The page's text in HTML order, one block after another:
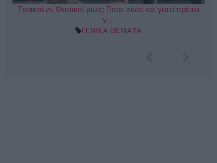
Τονικοί vs Φασικοί μύες: Ποιοι είναι και γιατί πρέπει
ν…
ΓΕΝΙΚΑ ΘΕΜΑΤΑ